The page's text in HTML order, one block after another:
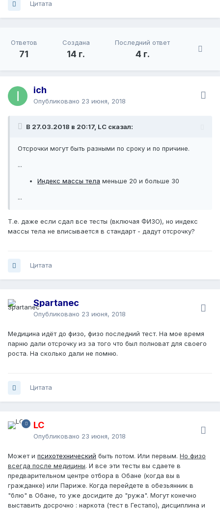
Цитата
Ответов
71
Создана
14 г.
Последний ответ
4 г.
ich
Опубликовано 23 июня, 2018
В 27.03.2018 в 20:17, LC сказал:
Отсрочки могут быть разными по сроку и по причине.
...
Индекс массы тела меньше 20 и больше 30
...
Т.е. даже если сдал все тесты (включая ФИЗО), но индекс
массы тела не вписывается в стандарт - дадут отсрочку?
Цитата
Spartanec
Опубликовано 23 июня, 2018
Медицина идёт до физо, физо последний тест. На мое время
парню дали отсрочку из за того что был полноват для своего
роста. На сколько дали не помню.
Цитата
LC
Опубликовано 23 июня, 2018
Может и психотехнический быть потом. Или первым. Но физо
всегда после медицины. И все эти тесты вы сдаете в
предварительном центре отбора в Обане (когда вы в
гражданке) или Париже. Когда перейдете в обезьянник в
"блю" в Обане, то уже досидите до "ружа". Могут конечно
выставить досрочно : наркота (тест в Гестапо), дисциплина и